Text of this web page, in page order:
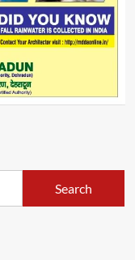
Search